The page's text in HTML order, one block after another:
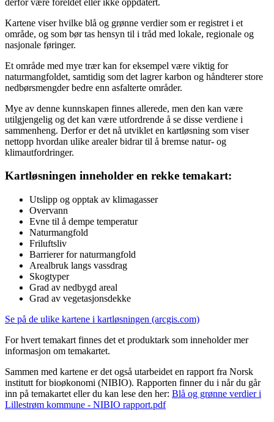
Kartene viser hvilke blå og grønne verdier som er registret i et
område, og som bør tas hensyn til i tråd med lokale, regionale og
nasjonale føringer.
Et område med mye trær kan for eksempel være viktig for
naturmangfoldet, samtidig som det lagrer karbon og håndterer store
nedbørsmengder bedre enn asfalterte områder.
Mye av denne kunnskapen finnes allerede, men den kan være
utilgjengelig og det kan være utfordrende å se disse verdiene i
sammenheng. Derfor er det nå utviklet en kartløsning som viser
nettopp hvordan ulike arealer bidrar til å bremse natur- og
klimautfordringer.
Kartløsningen inneholder en rekke temakart:
Utslipp og opptak av klimagasser
Overvann
Evne til å dempe temperatur
Naturmangfold
Friluftsliv
Barrierer for naturmangfold
Arealbruk langs vassdrag
Skogtyper
Grad av nedbygd areal
Grad av vegetasjonsdekke
Se på de ulike kartene i kartløsningen (arcgis.com)
For hvert temakart finnes det et produktark som inneholder mer
informasjon om temakartet.
Sammen med kartene er det også utarbeidet en rapport fra Norsk
institutt for bioøkonomi (NIBIO). Rapporten finner du i når du går
inn på temakartet eller du kan lese den her: Blå og grønne verdier i
Lillestrøm kommune - NIBIO rapport.pdf